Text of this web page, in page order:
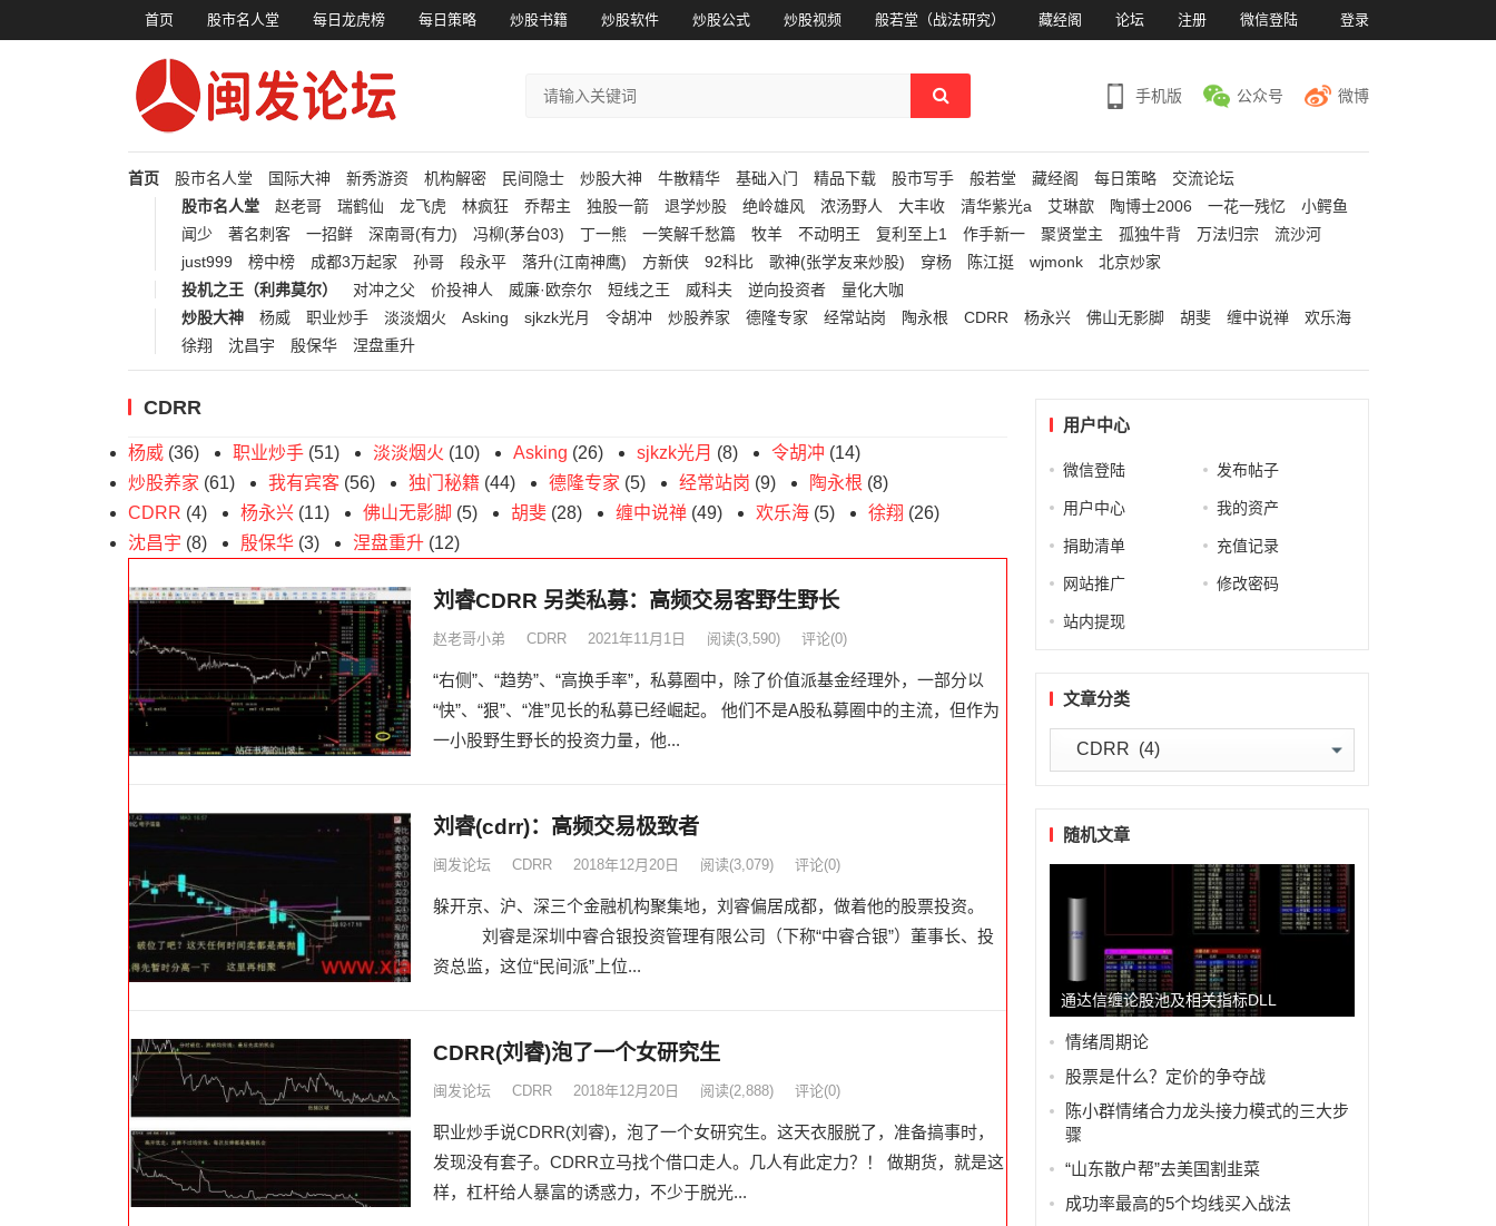
首页 股市名人堂 每日龙虎榜 每日策略 炒股书籍 炒股软件 炒股公式 炒股视频 般若堂（战法研究） 藏经阁 论坛 注册 微信登陆 登录
手机版 公众号 微博
首页 股市名人堂 国际大神 新秀游资 机构解密 民间隐士 炒股大神 牛散精华 基础入门 精品下载 股市写手 般若堂 藏经阁 每日策略
交流论坛
股市名人堂
赵老哥 瑞鹤仙 龙飞虎 林疯狂 乔帮主 独股一箭 退学炒股 绝岭雄风 浓汤野人 大丰收 清华紫光a 艾琳歆 陶博士2006 一花一残忆
小鳄鱼
闻少
著名刺客 一招鲜 深南哥(有力) 冯柳(茅台03) 丁一熊 一笑解千愁篇 牧羊 不动明王 复利至上1 作手新一 聚贤堂主 孤独牛背 万法归宗
流沙河
just999
榜中榜 成都3万起家 孙哥 段永平 落升(江南神鹰) 方新侠 92科比 歌神(张学友来炒股) 穿杨 陈江挺 wjmonk
北京炒家
投机之王（利弗莫尔）
对冲之父 价投神人 威廉·欧奈尔 短线之王 威科夫 逆向投资者
量化大咖
炒股大神
杨威 职业炒手 淡淡烟火 Asking sjkzk光月 令胡冲 炒股养家 德隆专家 经常站岗 陶永根 CDRR 杨永兴 佛山无影脚 胡斐 缠中说禅
欢乐海
徐翔
沈昌宇 殷保华 涅盘重升
CDRR
杨威(36) 职业炒手(51) 淡淡烟火 (10) Asking (26) sjkzk光月 (8) 令胡冲 (14)
炒股养家 (61) 我有宾客(56) 独门秘籍 (44) 德隆专家 (5) 经常站岗 (9) 陶永根 (8)
CDRR (4) 杨永兴(11) 佛山无影脚 (5) 胡斐(28) 缠中说禅(49) 欢乐海(5) 徐翔 (26)
沈昌宇 (8) 殷保华(3) 涅盘重升(12)
刘睿CDRR 另类私募：高频交易客野生野长
赵老哥小弟 CDRR 2021年11月1日 阅读(3,590) 评论(0)
“右侧”、“趋势”、“高换手率”，私募圈中，除了价值派基金经理外，一部分以
“快”、“狠”、“准”见长的私募已经崛起。 他们不是A股私募圈中的主流，但作为
一小股野生野长的投资力量，他...
刘睿(cdrr)：高频交易极致者
闽发论坛 CDRR 2018年12月20日 阅读(3,079) 评论(0)
躲开京、沪、深三个金融机构聚集地，刘睿偏居成都，做着他的股票投资。
刘睿是深圳中睿合银投资管理有限公司（下称“中睿合银”）董事长、投
资总监，这位“民间派”上位...
CDRR(刘睿)泡了一个女研究生
闽发论坛 CDRR 2018年12月20日 阅读(2,888) 评论(0)
职业炒手说CDRR(刘睿)，泡了一个女研究生。这天衣服脱了，准备搞事时，
发现没有套子。CDRR立马找个借口走人。几人有此定力？！ 做期货，就是这
样，杠杆给人暴富的诱惑力，不少于脱光...
用户中心
微信登陆 发布帖子
用户中心 我的资产
捐助清单 充值记录
网站推广 修改密码
站内提现
文章分类
章
类随机文章
通达信缠论股池及相关指标DLL
情绪周期论
股票是什么？定价的争夺战
陈小群情绪合力龙头接力模式的三大步
骤
“山东散户帮”去美国割韭菜
成功率最高的5个均线买入战法